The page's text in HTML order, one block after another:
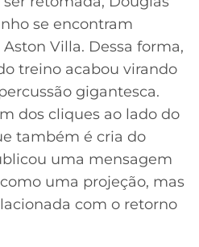
se encontram
Villa. Dessa forma,
treino acabou virando
gigantesca.
dos cliques ao lado do
também é cria do
uma mensagem
uma projeção, mas
com o retorno